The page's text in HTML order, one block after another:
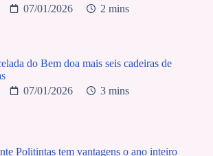
07/01/2026
2 mins
do Bem doa mais seis cadeiras de
07/01/2026
3 mins
Politintas tem vantagens o ano inteiro